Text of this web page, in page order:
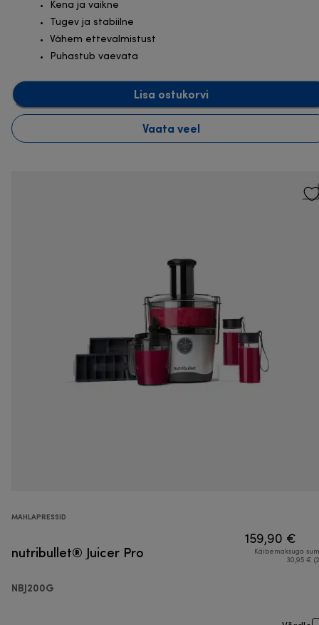
Kena ja vaikne
Tugev ja stabiilne
Vähem ettevalmistust
Puhastub vaevata
Lisa ostukorvi
Vaata veel
MAHLAPRESSID
nutribullet® Juicer Pro
NBJ200G
159,90 €
Käibemaksuga
30,95 €